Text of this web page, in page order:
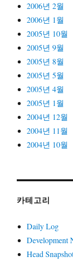
2006년 2월
2006년 1월
2005년 10월
2005년 9월
2005년 8월
2005년 5월
2005년 4월
2005년 1월
2004년 12월
2004년 11월
2004년 10월
카테고리
Daily Log
Development
Head